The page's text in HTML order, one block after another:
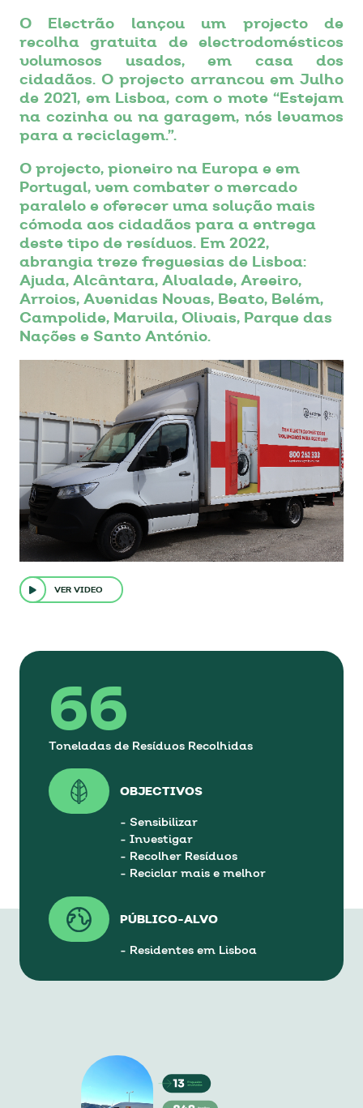
O Electrão lançou um projecto de
recolha gratuita de electrodomésticos
volumosos usados, em casa dos
cidadãos. O projecto arrancou em Julho
de 2021, em Lisboa, com o mote “Estejam
na cozinha ou na garagem, nós levamos
para a reciclagem.”.
O projecto, pioneiro na Europa e em
Portugal, vem combater o mercado
paralelo e oferecer uma solução mais
cómoda aos cidadãos para a entrega
deste tipo de resíduos. Em 2022,
abrangia treze freguesias de Lisboa:
Ajuda, Alcântara, Alvalade, Areeiro,
Arroios, Avenidas Novas, Beato, Belém,
Campolide, Marvila, Olivais, Parque das
Nações e Santo António.
VER VIDEO
66
Toneladas de Resíduos Recolhidas
OBJECTIVOS
- Sensibilizar
- Investigar
- Recolher Resíduos
- Reciclar mais e melhor
PÚBLICO-ALVO
- Residentes em Lisboa